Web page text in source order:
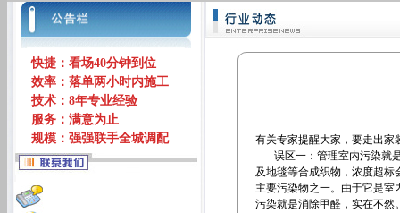
快捷：看场40分钟到位
效率：落单两小时内施工
技术：8年专业经验
服务：满意为止
规模：强强联手全城调配
有关专家提醒大家，要走出
误区一：管理室内污染就是
及地毯等合成织物，浓度超
主要污染物之一。由于它是室
污染就是消除甲醛，实在不然